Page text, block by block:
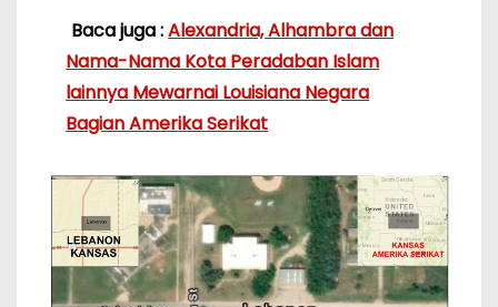
Baca juga :Alexandria, Alhambra dan
Nama-Nama Kota Peradaban Islam
lainnya Mewarnai Louisiana Negara
Bagian Amerika Serikat